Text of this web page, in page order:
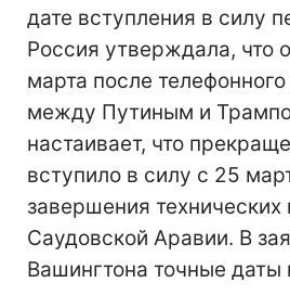
дате вступления в силу
Россия утверждала, что
марта после
между Путиным и
настаивает, что
вступило в силу с 25
завершения технических
Саудовской Аравии. В
Вашингтона точные даты